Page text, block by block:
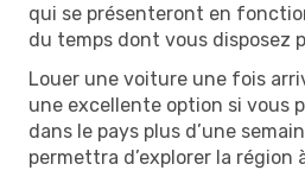
qui se présenteront en
du temps dont vous disposez
Louer une voiture une fois
une excellente option si vous
dans le pays plus d’une
permettra d’explorer la région